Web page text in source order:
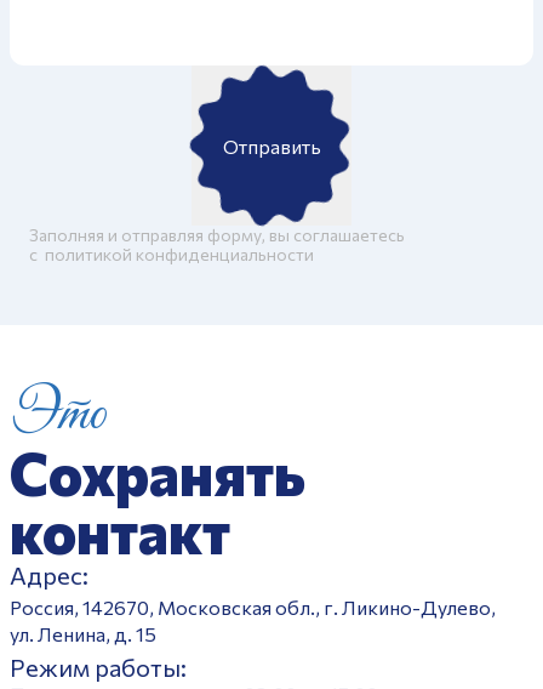
Отправить
Заполняя и отправляя форму, вы соглашаетесь
c политикой конфиденциальности
Это
Сохранять
контакт
Адрес:
Россия, 142670, Московская обл., г. Ликино-Дулево,
ул. Ленина, д. 15
Режим работы: